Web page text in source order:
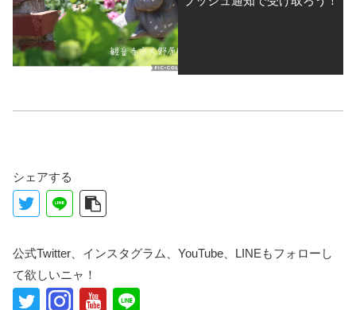
シェアする
公式Twitter、インスタグラム、YouTube、LINEもフォローし
て欲しいニャ！